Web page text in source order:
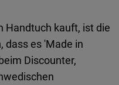
Handtuch kauft, ist die
dass es 'Made in
Discounter,